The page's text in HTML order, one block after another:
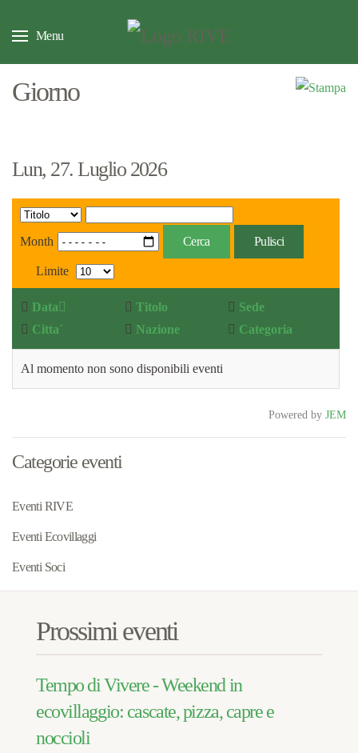
Menu
Giorno
Lun, 27. Luglio 2026
Month Cerca Pulisci
Limite
Data Titolo
Sede
Citta`
Nazione Categoria
Al momento non sono disponibili eventi
Powered by JEM
Categorie eventi
Eventi RIVE
Eventi Ecovillaggi
Eventi Soci
Prossimi eventi
Tempo di Vivere - Weekend in
ecovillaggio: cascate, pizza, capre e
noccioli